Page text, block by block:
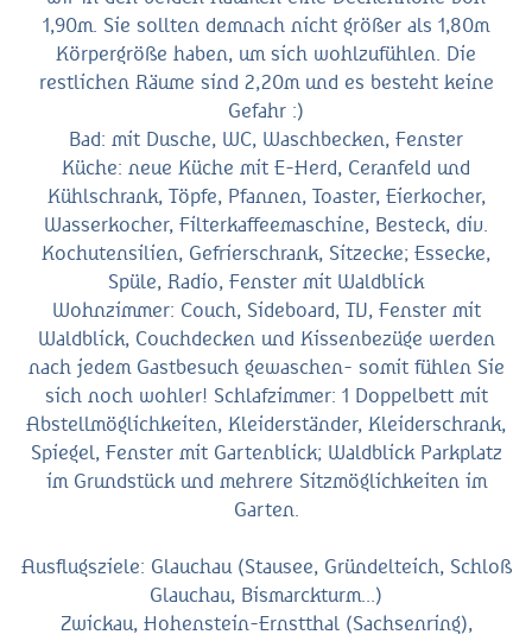
1,90m. Sie sollten demnach nicht größer als 1,80m
Körpergröße haben, um sich wohlzufühlen. Die
restlichen Räume sind 2,20m und es besteht keine
Gefahr :)
Bad: mit Dusche, WC, Waschbecken, Fenster
Küche: neue Küche mit E-Herd, Ceranfeld und
Kühlschrank, Töpfe, Pfannen, Toaster, Eierkocher,
Wasserkocher, Filterkaffeemaschine, Besteck, div.
Kochutensilien, Gefrierschrank, Sitzecke; Essecke,
Spüle, Radio, Fenster mit Waldblick
Wohnzimmer: Couch, Sideboard, TV, Fenster mit
Waldblick, Couchdecken und Kissenbezüge werden
nach jedem Gastbesuch gewaschen- somit fühlen Sie
sich noch wohler! Schlafzimmer: 1 Doppelbett mit
Abstellmöglichkeiten, Kleiderständer, Kleiderschrank,
Spiegel, Fenster mit Gartenblick; Waldblick Parkplatz
im Grundstück und mehrere Sitzmöglichkeiten im
Garten.
Ausflugsziele: Glauchau (Stausee, Gründelteich, Schloß
Glauchau, Bismarckturm...)
Zwickau, Hohenstein-Ernstthal (Sachsenring),